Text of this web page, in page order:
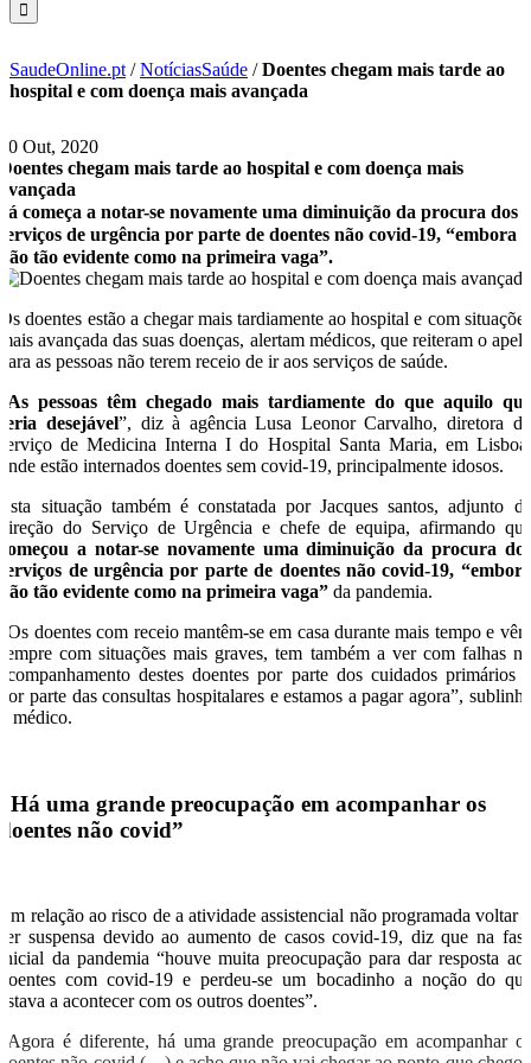
SaudeOnline.pt /NotíciasSaúde /Doentes chegam mais tarde ao
hospital e com doença mais avançada
30 Out, 2020
Doentes chegam mais tarde ao hospital e com doença mais
avançada
Já começa a notar-se novamente uma diminuição da procura dos
serviços de urgência por parte de doentes não covid-19, “embora
não tão evidente como na primeira vaga”.
Os doentes estão a chegar mais tardiamente ao hospital e com situações
mais avançada das suas doenças, alertam médicos, que reiteram o apelo
para as pessoas não terem receio de ir aos serviços de saúde.
As pessoas têm chegado mais tardiamente do que aquilo que
seria desejável”, diz à agência Lusa Leonor Carvalho, diretora do
serviço de Medicina Interna I do Hospital Santa Maria, em Lisboa,
onde estão internados doentes sem covid-19, principalmente idosos.
Esta situação também é constatada por Jacques santos, adjunto da
direção do Serviço de Urgência e chefe de equipa, afirmando que
começou a notar-se novamente uma diminuição da procura dos
serviços de urgência por parte de doentes não covid-19, “embora
não tão evidente como na primeira vaga” da pandemia.
“Os doentes com receio mantêm-se em casa durante mais tempo e vêm
sempre com situações mais graves, tem também a ver com falhas no
acompanhamento destes doentes por parte dos cuidados primários e
por parte das consultas hospitalares e estamos a pagar agora”, sublinha
o médico.
“Há uma grande preocupação em acompanhar os
doentes não covid”
Em relação ao risco de a atividade assistencial não programada voltar a
ser suspensa devido ao aumento de casos covid-19, diz que na fase
inicial da pandemia “houve muita preocupação para dar resposta aos
doentes com covid-19 e perdeu-se um bocadinho a noção do que
estava a acontecer com os outros doentes”.
“Agora é diferente, há uma grande preocupação em acompanhar os